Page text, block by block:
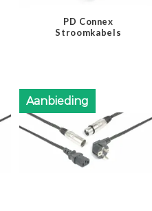
PD Connex
Stroomkabels
Aanbieding